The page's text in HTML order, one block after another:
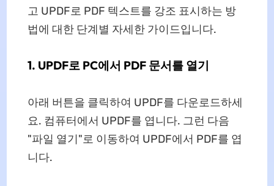
고 UPDF로 PDF 텍스트를 강조 표시하는 방
법에 대한 단계별 자세한 가이드입니다.
1. UPDF로 PC에서 PDF 문서를 열기
아래 버튼을 클릭하여 UPDF를 다운로드하세
요. 컴퓨터에서 UPDF를 엽니다. 그런 다음
"파일 열기"로 이동하여 UPDF에서 PDF를 엽
니다.